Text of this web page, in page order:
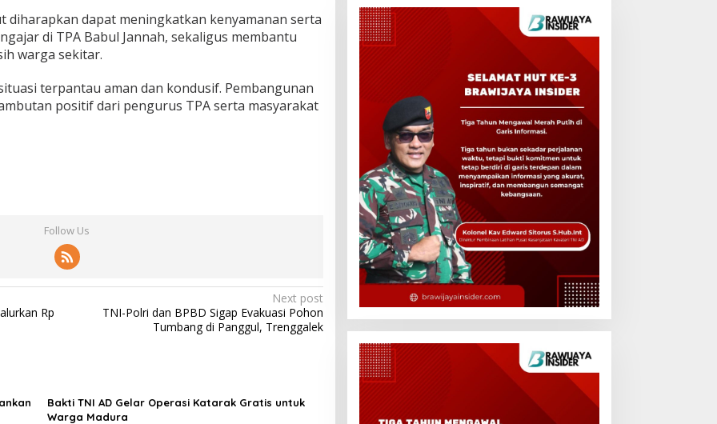
diharapkan dapat meningkatkan kenyamanan serta
di TPA Babul Jannah, sekaligus membantu
warga sekitar.
terpantau aman dan kondusif. Pembangunan
positif dari pengurus TPA serta masyarakat
Follow Us
Rp
Next post
TNI-Polri dan BPBD Sigap Evakuasi Pohon
Tumbang di Panggul, Trenggalek
Bakti TNI AD Gelar Operasi Katarak Gratis untuk
Warga Madura